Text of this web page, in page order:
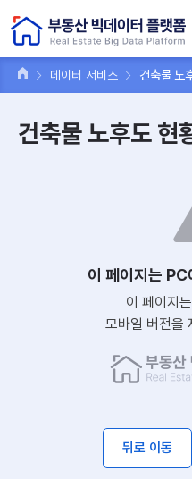
데이터 서비스 건축물 노
건축물 노후도 현
이 페이지는
이 페이지
모바일 버전을
뒤로 이동